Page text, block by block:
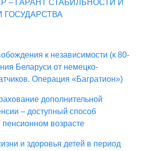
– ГАРАНТ СТАБИЛЬНОСТИ И
к независимости (к 80-
Беларуси от немецко-
Операция «Багратион»)
дополнительной
– доступный способ
возрасте
и здоровья детей в период